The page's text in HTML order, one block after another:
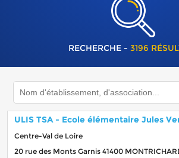
RECHERCHE - 3196
ULIS TSA - Ecole élémentaire Jules
Centre-Val de Loire
20 rue des Monts Garnis 41400